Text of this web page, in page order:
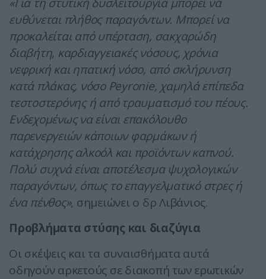
ευθύνεται πλήθος παραγόντων. Μπορεί να
προκαλείται από υπέρταση, σακχαρώδη
διαβήτη, καρδιαγγειακές νόσους, χρόνια
νεφρική και ηπατική νόσο, από σκλήρυνση
κατά πλάκας, νόσο Peyronie, χαμηλά επίπεδα
τεστοστερόνης ή από τραυματισμό του πέους.
Ενδεχομένως να είναι επακόλουθο
παρενεργειών κάποιων φαρμάκων ή
κατάχρησης αλκοόλ και προϊόντων καπνού.
Πολύ συχνά είναι αποτέλεσμα ψυχολογικών
παραγόντων, όπως το επαγγελματικό στρες ή
ένα πένθος», σημειώνει ο δρ Λιβάνιος.
Προβλήματα στύσης και διαζύγια
Οι σκέψεις και τα συναισθήματα αυτά
οδηγούν αρκετούς σε διακοπή των ερωτικών